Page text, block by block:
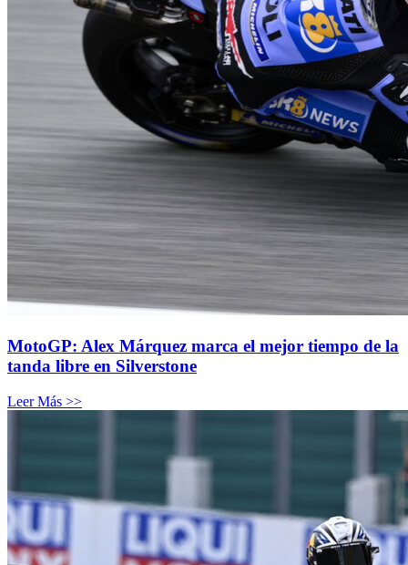
MotoGP: Alex Márquez marca el mejor tiempo de la
tanda libre en Silverstone
Leer Más >>